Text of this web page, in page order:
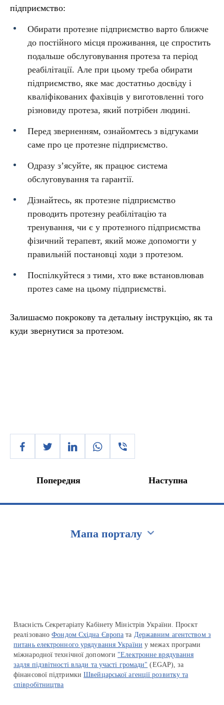
підприємство:
Обирати протезне підприємство варто ближче
до постійного місця проживання, це спростить
подальше обслуговування протеза та період
реабілітації. Але при цьому треба обирати
підприємство, яке має достатньо досвіду і
кваліфікованих фахівців у виготовленні того
різновиду протеза, який потрібен людині.
Перед зверненням, ознайомтесь з відгуками
саме про це протезне підприємство.
Одразу з’ясуйте, як працює система
обслуговування та гарантії.
Дізнайтесь, як протезне підприємство
проводить протезну реабілітацію та
тренування, чи є у протезного підприємства
фізичний терапевт, який може допомогти у
правильній постановці ходи з протезом.
Поспілкуйтеся з тими, хто вже встановлював
протез саме на цьому підприємстві.
Залишаємо покрокову та детальну інструкцію, як та
куди звернутися за протезом.
Попередня Наступна
Мапа порталу
Власність Секретаріату Кабінету Міністрів України. Проєкт
реалізованоФондом Східна Європа та Державним агентством з
питань електронного урядування України у межах програми
міжнародної технічної допомоги "Електронне врядування
задля підзвітності влади та участі громади" (EGAP), за
фінансової підтримкиШвейцарської агенції розвитку та
співробітництва